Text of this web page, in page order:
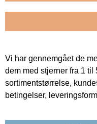
Vi har gennemgået de
dem med stjerner fra 1 til
sortimentstørrelse,
betingelser,